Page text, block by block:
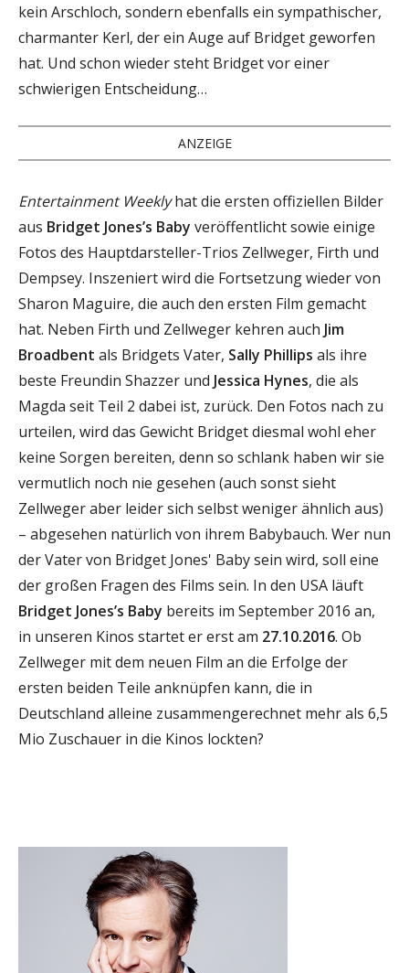
kein Arschloch, sondern ebenfalls ein sympathischer,
charmanter Kerl, der ein Auge auf Bridget geworfen
hat. Und schon wieder steht Bridget vor einer
schwierigen Entscheidung…
ANZEIGE
Entertainment Weeklyhat die ersten offiziellen Bilder
aus Bridget Jones’s Baby veröffentlicht sowie einige
Fotos des Hauptdarsteller-Trios Zellweger, Firth und
Dempsey. Inszeniert wird die Fortsetzung wieder von
Sharon Maguire, die auch den ersten Film gemacht
hat. Neben Firth und Zellweger kehren auch Jim
Broadbent als Bridgets Vater, Sally Phillips als ihre
beste Freundin Shazzer und Jessica Hynes, die als
Magda seit Teil 2 dabei ist, zurück. Den Fotos nach zu
urteilen, wird das Gewicht Bridget diesmal wohl eher
keine Sorgen bereiten, denn so schlank haben wir sie
vermutlich noch nie gesehen (auch sonst sieht
Zellweger aber leider sich selbst weniger ähnlich aus)
– abgesehen natürlich von ihrem Babybauch. Wer nun
der Vater von Bridget Jones' Baby sein wird, soll eine
der großen Fragen des Films sein. In den USA läuft
Bridget Jones’s Baby bereits im September 2016 an,
in unseren Kinos startet er erst am 27.10.2016. Ob
Zellweger mit dem neuen Film an die Erfolge der
ersten beiden Teile anknüpfen kann, die in
Deutschland alleine zusammengerechnet mehr als 6,5
Mio Zuschauer in die Kinos lockten?